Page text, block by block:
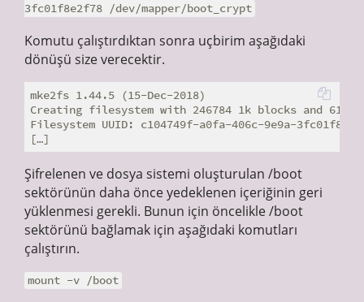
3fc01f8e2f78 /dev/mapper/boot_crypt
Komutu çalıştırdıktan sonra uçbirim aşağıdaki
dönüşü size verecektir.
mke2fs 1.44.5 (15-Dec-2018)
Creating filesystem with 246784 1k blocks and
Filesystem UUID: c104749f-a0fa-406c-9e9a-
Şifrelenen ve dosya sistemi oluşturulan /boot
sektörünün daha önce yedeklenen içeriğinin geri
yüklenmesi gerekli. Bunun için öncelikle /boot
sektörünü bağlamak için aşağıdaki komutları
çalıştırın.
mount -v /boot